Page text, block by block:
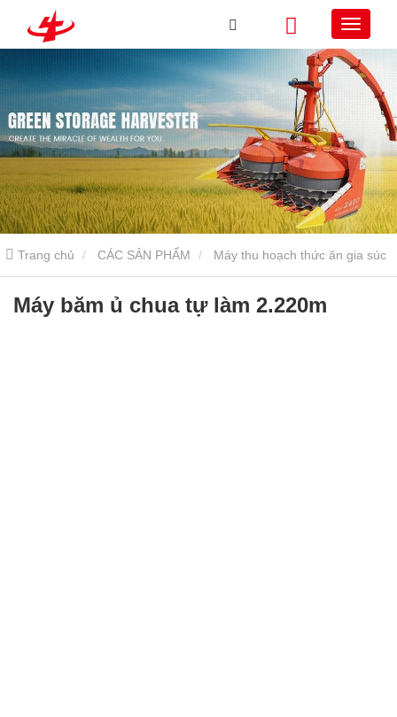
Trang chủ CÁC SẢN PHẨM Máy thu hoạch thức ăn gia súc
Máy thu hoạch thức ăn gia súc gắn trên
Máy băm ủ chua tự làm 2.220m